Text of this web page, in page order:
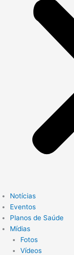
Notícias
Eventos
Planos de Saúde
Mídias
Fotos
Vídeos